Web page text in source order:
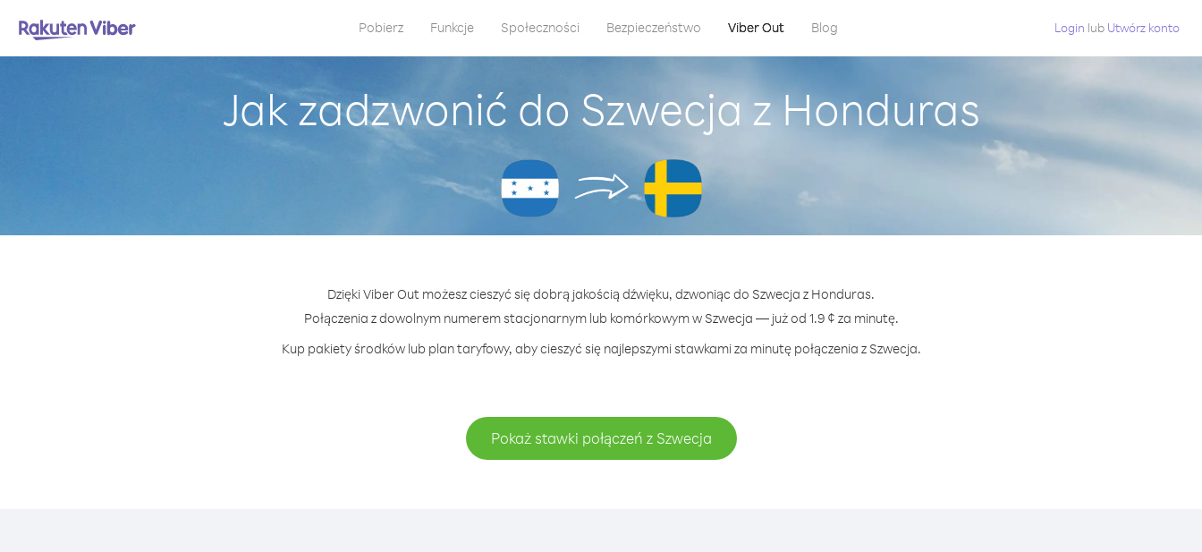
Pobierz Funkcje Społeczności Bezpieczeństwo Viber Out Blog Login lub Utwórz konto
Jak zadzwonić do Szwecja z Honduras
Dzięki Viber Out możesz cieszyć się dobrą jakością dźwięku, dzwoniąc do Szwecja z Honduras.
Połączenia z dowolnym numerem stacjonarnym lub komórkowym w Szwecja — już od 1.9 ¢ za minutę.
Kup pakiety środków lub plan taryfowy, aby cieszyć się najlepszymi stawkami za minutę połączenia z Szwecja.
Pokaż stawki połączeń z Szwecja